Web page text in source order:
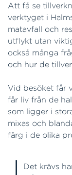
Att få se
verktyget i
matavfall och
utflykt utan
också många
och hur de
Vid besöket får
får liv från de
som ligger i
mixas och
färg i de olika
Det krävs